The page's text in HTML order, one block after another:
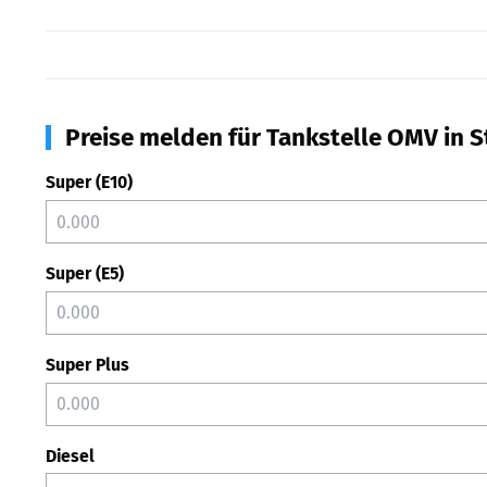
Preise melden für Tankstelle OMV in
Super (E10)
Super (E5)
Super Plus
Diesel